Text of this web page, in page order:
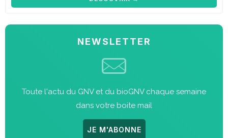
NEWSLETTER
Toute l'actu du GNV et du bioGNV chaque semaine
dans votre boite mail
JE M'ABONNE